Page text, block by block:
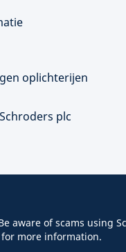
oplichterijen
plc
aware of scams using
for more information.